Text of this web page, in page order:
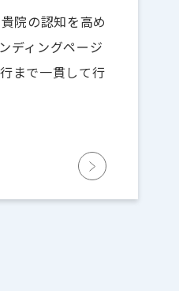
院の認知を高め
ディングページ
まで一貫して行